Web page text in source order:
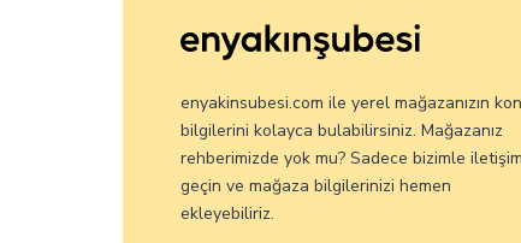
enyakinsubesi.com ile yerel mağazanızın
bilgilerini kolayca bulabilirsiniz. Mağazanız
rehberimizde yok mu? Sadece bizimle
geçin ve mağaza bilgilerinizi hemen
ekleyebiliriz.